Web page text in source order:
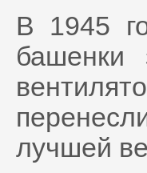
В 1945
башенки
лучшей